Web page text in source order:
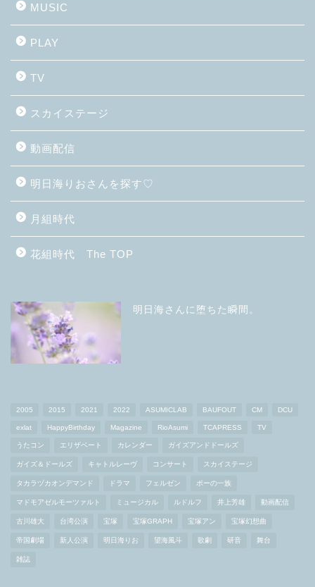
MUSIC
PLAY
TV
スカイステージ
動画配信
明日海りおさんを探す♡
月組時代
花組時代 The TOP
明日海さんに堕ちた瞬間。
2005 2015 2021 2022 ASUMICLAB BAUFOUT CM DCU
exlat HappyBirthday Magazine RioAsumi TCAPRESS TV
うたコン エリザベート カレンダー ガイズアンドドールズ
ガイズ＆ドールズ キャトルレーヴ コンサート スカイステージ
タカラヅカオンデマンド ドラマ フェルゼン ポーの一族
マドモアゼルモーツァルト ミュージカル ルドルフ 井上芳雄 動画配信
古川雄大 台湾公演 宝塚 宝塚GRAPH 宝塚アン 宝塚幻想曲
帝国劇場 新人公演 明日海りお 望海風斗 歌劇 研音 舞台
雑誌